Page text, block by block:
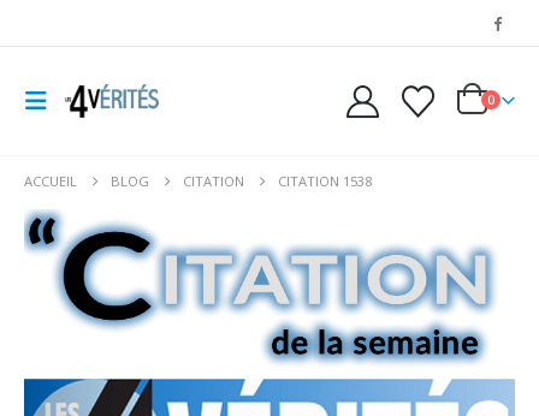
0
ACCUEIL BLOG CITATION CITATION 1538